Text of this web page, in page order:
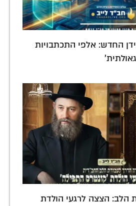
החדש: אלפי התכתבויות
הלב: הצצה לרגעי הולדת